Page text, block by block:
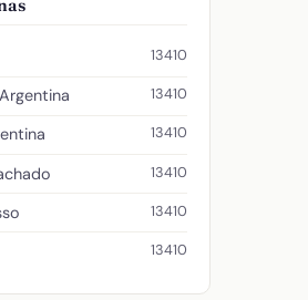
13410
13410
13410
13410
13410
13410